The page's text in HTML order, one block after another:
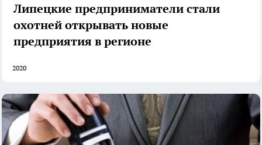
Липецкие предприниматели стали
охотней открывать новые
предприятия в регионе
2020